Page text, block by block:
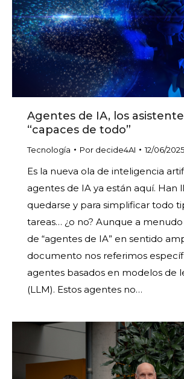
Agentes de IA, los
“capaces de todo”
Tecnología Por decide4AI 12/06/2025
Es la nueva ola de inteligencia
agentes de IA ya están aquí. Han
quedarse y para simplificar todo
tareas… ¿o no? Aunque a
de “agentes de IA” en sentido
documento nos referimos
agentes basados en modelos de
(LLM). Estos agentes no…